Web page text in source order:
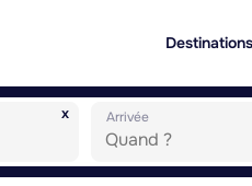
Destinations
x Arrivée